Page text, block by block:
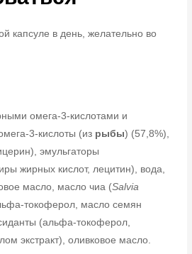
капсуле в день, желательно во
омега-3-кислотами и
3-кислоты (из рыбы) (57,8%),
эмульгаторы
жирных кислот, лецитин), вода,
масло, масло чиа (Salvia
токоферол, масло семян
(альфа-токоферол,
экстракт), оливковое масло.